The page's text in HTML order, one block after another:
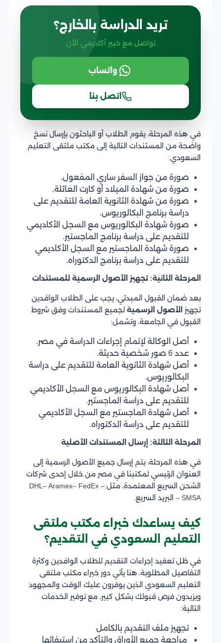
تريد الدراسة بالخارج؟
تواصل مع خبير أكاديمي الآن
واتساب
اتصل بنا
في هذه المرحلة، يقوم الطلاب أو الباحثون بإرسال نسخ
واضحة من المستندات التالية إلى مكتب ملتقى التعليم
السعودي:
صورة من جواز السفر ساري المفعول.
صورة من شهادة الميلاد أو كارت العائلة.
صورة من شهادة الثانوية العامة للتقديم على
دراسة برنامج البكالوريوس.
صورة شهادة البكالوريوس مع السجل الأكاديمي
للتقديم على دراسة برنامج الماجستير.
صورة شهادة الماجستير مع السجل الأكاديمي
للتقديم على دراسة برنامج الدكتوراه.
المرحلة الثانية: تجهيز الأصول الرسمية للمستندات
بعد ضمان القبول المبدئي، يجب على الطلاب الوافدين
تجهيز الأصول الرسمية لجميع المستندات وفق شروط
القبول في الجامعة، وتشمل:
أصل الوكالة لإتمام إجراءات الدراسة في مصر.
عدد 6 صور شخصية حديثة.
أصل شهادة الثانوية العامة للتقديم على دراسة
البكالوريوس.
أصل شهادة البكالوريوس مع السجل الأكاديمي
للتقديم على دراسة الماجستير.
أصل شهادة الماجستير مع السجل الأكاديمي
للتقديم على دراسة الدكتوراه.
المرحلة الثالثة: إرسال المستندات الأصلية
في هذه المرحلة، يتم إرسال جميع الأصول الرسمية إلى
العنوان الرئيسي لمكتبنا في مصر من خلال إحدى شركات
الشحن السريع المعتمدة، مثل:DHL– Aramex– FedEx –
SMSA – البريد السريع.
كيف يساعدك خبراء مكتب ملتقى
التعليم السعودي في التقديم؟
في ظل تعقيد إجراءات التقديم للطلاب الوافدين وكثرة
التفاصيل المطلوبة، هنا يأتي دور خبراء مكتب ملتقى
التعليم السعودي الذين يوفرون عليك الوقت والمجهود
ويزيدون فرص قبولك بشكل كبير، مع توفير الخدمات
التالية:
تجهيز ملف التقديم بالكامل
مراجعة جميع الأوراق والتأكد من استيفائها